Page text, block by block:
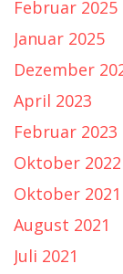
Februar 2025
Januar 2025
Dezember
April 2023
Februar 2023
Oktober 2022
Oktober 2021
August 2021
Juli 2021